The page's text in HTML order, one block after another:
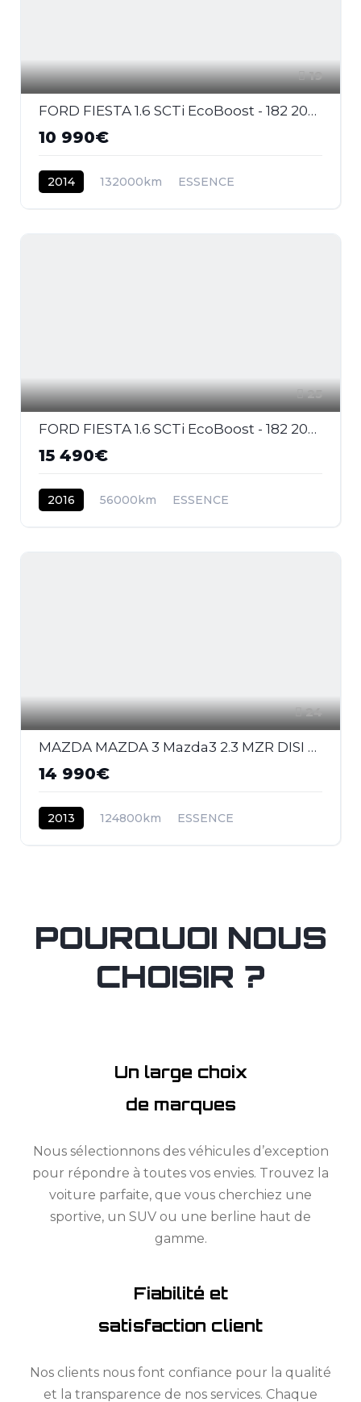
19
FORD FIESTA 1.6 SCTi EcoBoost - 182 2008 BERLINE ST PHASE 2
10 990€
2014 132000km ESSENCE
25
FORD FIESTA 1.6 SCTi EcoBoost - 182 2008 BERLINE ST PHASE 2
15 490€
2016 56000km ESSENCE
24
MAZDA MAZDA 3 Mazda3 2.3 MZR DISI Turbo - 260 2009 BERLINE MPS PHASE 1
14 990€
2013 124800km ESSENCE
POURQUOI NOUS
CHOISIR ?
Un large choix
de marques
Nous sélectionnons des véhicules d’exception
pour répondre à toutes vos envies. Trouvez la
voiture parfaite, que vous cherchiez une
sportive, un SUV ou une berline haut de
gamme.
Fiabilité et
satisfaction client
Nos clients nous font confiance pour la qualité
et la transparence de nos services. Chaque